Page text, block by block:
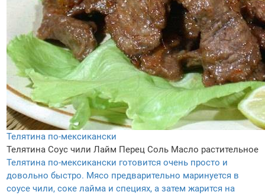
Телятина по-мексикански
Телятина Соус чили Лайм Перец Соль Масло растительное
Телятина по-мексикански готовится очень просто и
довольно быстро. Мясо предварительно маринуется в
соусе чили, соке лайма и специях, а затем жарится на